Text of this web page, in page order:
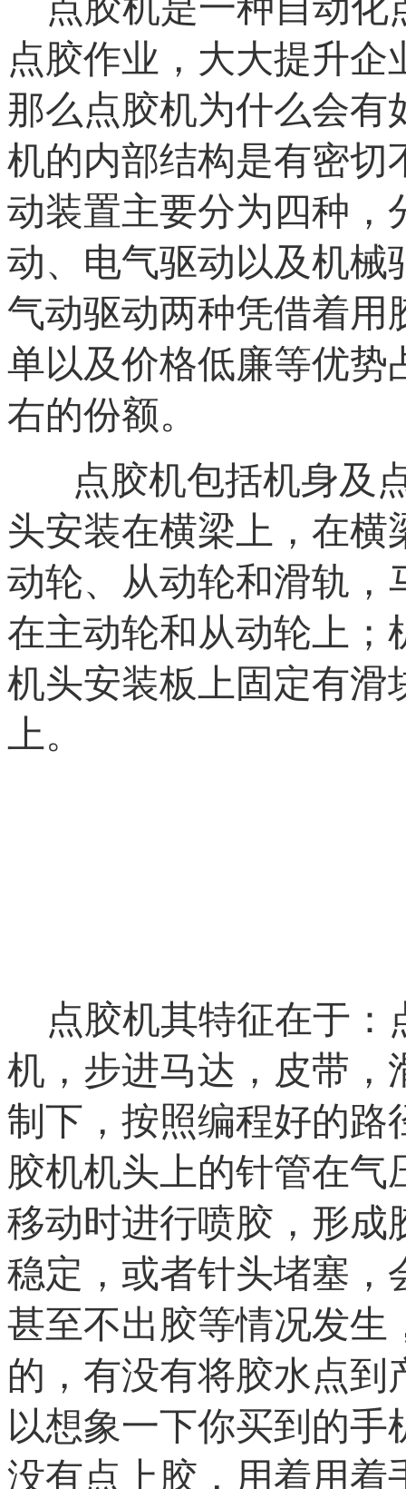
点胶作业，大大提升
那么点胶机为什么会有
机的内部结构是有密切
动装置主要分为四种，
动、电气驱动以及机械
气动驱动两种凭借着用
单以及价格低廉等优势
右的份额。
点胶机包括机身及
头安装在横梁上，在横
动轮、从动轮和滑轨，
在主动轮和从动轮上；
机头安装板上固定有滑
上。
点胶机其特征在于
机，步进马达，皮带，
制下，按照编程好的路
胶机机头上的针管在
移动时进行喷胶，形成
稳定，或者针头堵塞，
甚至不出胶等情况发生
的，有没有将胶水点
以想象一下你买到的
没有点上胶，用着用着